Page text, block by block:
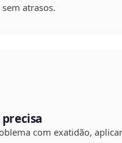
atrasos.
com exatidão,